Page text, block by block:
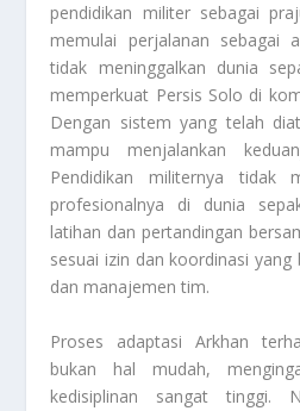
pendidikan militer sebagai
memulai perjalanan sebagai
tidak meninggalkan dunia
memperkuat Persis Solo di
Dengan sistem yang telah
mampu menjalankan
Pendidikan militernya tidak
profesionalnya di dunia
latihan dan pertandingan
sesuai izin dan koordinasi
dan manajemen tim.
Proses adaptasi Arkhan
bukan hal mudah,
kedisiplinan sangat tinggi.